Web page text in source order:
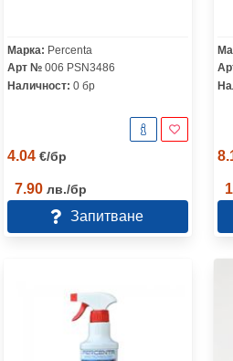
Марка: Percenta
Арт № 006 PSN3486
Наличност: 0 бр
4.04 €/бр
7.90 лв./бр
Запитване